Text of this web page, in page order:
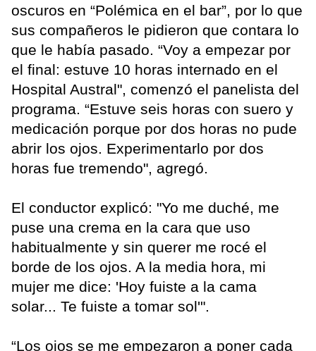
oscuros en “Polémica en el bar”, por lo que
sus compañeros le pidieron que contara lo
que le había pasado. “Voy a empezar por
el final: estuve 10 horas internado en el
Hospital Austral", comenzó el panelista del
programa. “Estuve seis horas con suero y
medicación porque por dos horas no pude
abrir los ojos. Experimentarlo por dos
horas fue tremendo", agregó.
El conductor explicó: "Yo me duché, me
puse una crema en la cara que uso
habitualmente y sin querer me rocé el
borde de los ojos. A la media hora, mi
mujer me dice: 'Hoy fuiste a la cama
solar... Te fuiste a tomar sol'".
“Los ojos se me empezaron a poner cada